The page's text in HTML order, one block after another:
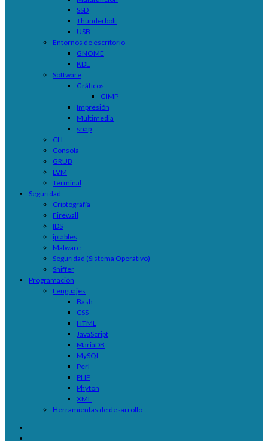
SSD
Thunderbolt
USB
Entornos de escritorio
GNOME
KDE
Software
Gráficos
GIMP
Impresión
Multimedia
snap
CLI
Consola
GRUB
LVM
Terminal
Seguridad
Criptografía
Firewall
IDS
iptables
Malware
Seguridad (Sistema Operativo)
Sniffer
Programación
Lenguajes
Bash
CSS
HTML
JavaScript
MariaDB
MySQL
Perl
PHP
Phyton
XML
Herramientas de desarrollo